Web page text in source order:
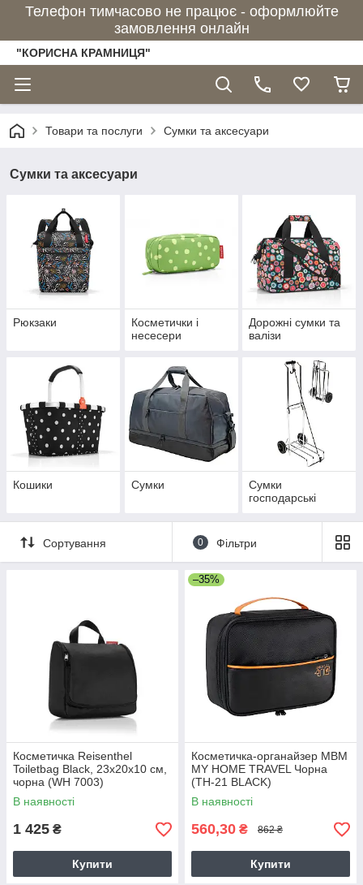
Телефон тимчасово не працює - оформлюйте
замовлення онлайн
"КОРИСНА КРАМНИЦЯ"
Товари та послуги Сумки та аксесуари
Сумки та аксесуари
Рюкзаки
Косметички і
несесери
Дорожні сумки та
валізи
Кошики Сумки
Сумки
господарські
Сортування 0 Фільтри
Косметичка Reisenthel
Toiletbag Black, 23х20х10 см,
чорна (WH 7003)
В наявності
1 425 ₴
Купити
–35%
Косметичка-органайзер МВМ
MY HOME TRAVEL Чорна
(TH-21 BLACK)
В наявності
560,30 ₴ 862 ₴
Купити